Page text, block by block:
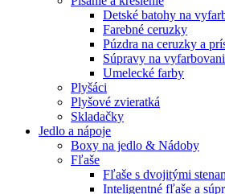
Detské batohy na
Farebné ceruzky
Púzdra na ceruzky a
Súpravy na
Umelecké farby
Plyšáci
Plyšové zvieratká
Skladačky
Jedlo a nápoje
Boxy na jedlo & Nádoby
Fľaše
Fľaše s dvojitými
Inteligentné fľaše a